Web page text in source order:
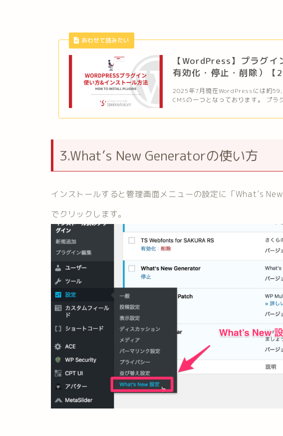
あわせて読みたい
【WordPress】プラグイ
有効化・停止・削除）【
2025年7月現在WordPressには約
CMSの一つとなっております。 プラ
3.What’s New Generatorの使い方
インストールすると管理画面メニューの設定に「What’s
でクリックします。